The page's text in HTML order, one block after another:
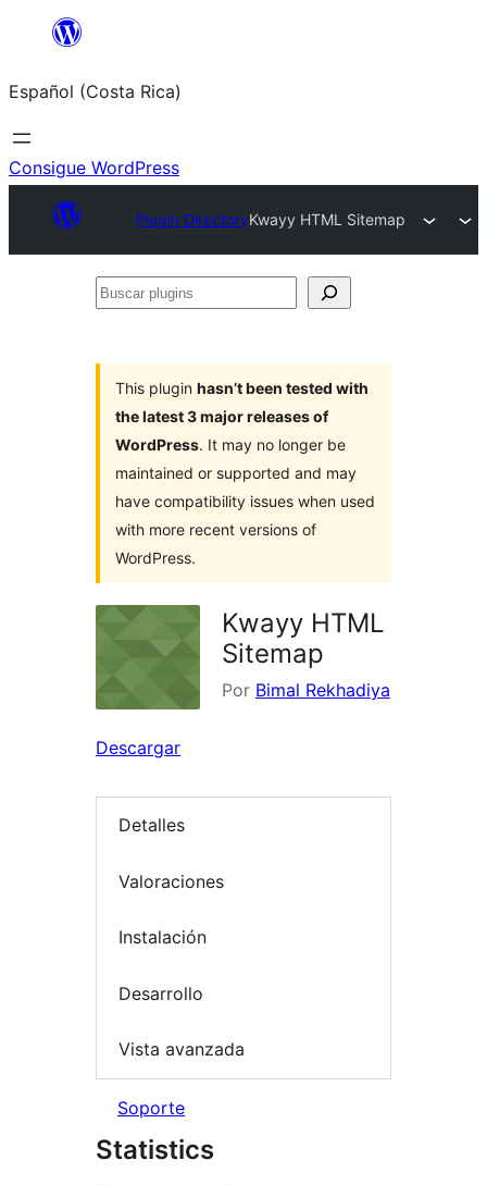
Saltar
contenido
Español (Costa Rica)
Consigue WordPress
Plugin DirectoryKwayy HTML Sitemap
Buscar
This plugin hasn’t been tested with
the latest 3 major releases of
WordPress. It may no longer be
maintained or supported and may
have compatibility issues when used
with more recent versions of
WordPress.
Kwayy HTML
Sitemap
Por Bimal Rekhadiya
Descargar
Detalles
Valoraciones
Instalación
Desarrollo
Vista avanzada
Soporte
Statistics